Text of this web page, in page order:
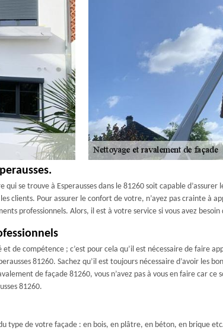
se trouve à Esperausses dans le 81260 soit capable
clients. Pour assurer le confort de votre, n’ayez pas crainte à
professionnels. Alors, il est à votre service si vous avez
de compétence ; c’est pour cela qu’il est nécessaire de faire
81260. Sachez qu’il est toujours nécessaire d’avoir les
de façade 81260, vous n’avez pas à vous en faire car
81260.
type de votre façade : en bois, en plâtre, en béton, en brique